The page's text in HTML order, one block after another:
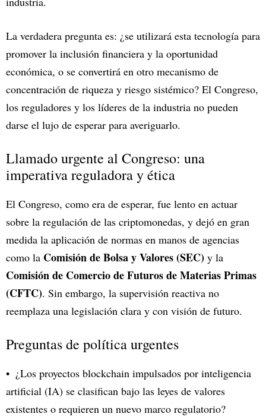
La verdadera pregunta es: ¿se utilizará esta tecnología para
promover la inclusión financiera y la oportunidad
económica, o se convertirá en otro mecanismo de
concentración de riqueza y riesgo sistémico? El Congreso,
los reguladores y los líderes de la industria no pueden
darse el lujo de esperar para averiguarlo.
Llamado urgente al Congreso: una
imperativa reguladora y ética
El Congreso, como era de esperar, fue lento en actuar
sobre la regulación de las criptomonedas, y dejó en gran
medida la aplicación de normas en manos de agencias
como la Comisión de Bolsa y Valores (SEC) y la
Comisión de Comercio de Futuros de Materias Primas
(CFTC). Sin embargo, la supervisión reactiva no
reemplaza una legislación clara y con visión de futuro.
Preguntas de política urgentes
¿Los proyectos blockchain impulsados por inteligencia
artificial (IA) se clasifican bajo las leyes de valores
existentes o requieren un nuevo marco regulatorio?